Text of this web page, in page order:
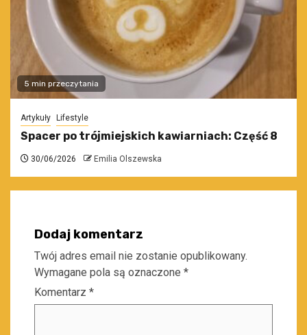
5 min przeczytania
Artykuły Lifestyle
Spacer po trójmiejskich kawiarniach: Część 8
30/06/2026 Emilia Olszewska
Dodaj komentarz
Twój adres email nie zostanie opublikowany.
Wymagane pola są oznaczone *
Komentarz *